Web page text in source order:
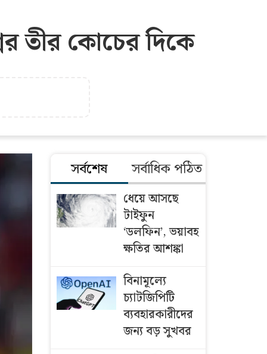
তীর কোচের দিকে
সর্বশেষ সর্বাধিক পঠিত
ধেয়ে আসছে
টাইফুন
‘ডলফিন’, ভয়াবহ
ক্ষতির আশঙ্কা
বিনামূল্যে
চ্যাটজিপিটি
ব্যবহারকারীদের
জন্য বড় সুখবর